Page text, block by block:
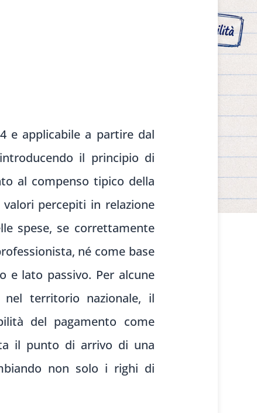
e applicabile a partire dal
il principio di
al compenso tipico della
percepiti in relazione
spese, se correttamente
né come base
lato passivo. Per alcune
nel territorio nazionale, il
del pagamento come
il punto di arrivo di una
non solo i righi di